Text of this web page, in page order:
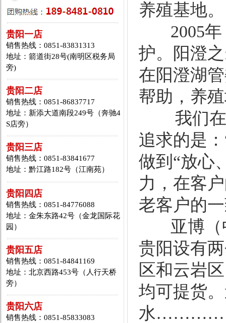
贵阳一店
销售热线：0851-83831313
地址：箭道街28号(南明区税务局
旁)
贵阳二店
销售热线：0851-86837717
地址：新添大道南段249号（奔驰4
S店旁）
贵阳三店
销售热线：0851-83841677
地址：黔江路182号（江南苑）
贵阳四店
销售热线：0851-84776088
地址：金朱东路42号（金龙国际花
园）
贵阳五店
销售热线：0851-84841169
地址：北京西路453号（人行天桥
旁）
贵阳六店
销售热线：0851-85833083
养殖基地。
2005年
护。阳澄
在阳澄湖
帮助，养
我们在
追求的是
做到“放心
力，在客
老客户的
亚博（中
贵阳设有
区和云岩
均可提货
水…………